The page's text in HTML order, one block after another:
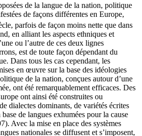
de la langue de la nation, politique
de façons différentes en Europe,
parfois de façon moins nette que dans
en alliant les aspects ethniques et
ou l’autre de ces deux lignes
est de toute façon dépendant du
Dans tous les cas cependant, les
en œuvre sur la base des idéologies
de la nation, conçues autour d’une
ont été remarquablement efficaces. Des
ont ainsi été construites ou
dialectes dominants, de variétés écrites
de langues exhumées pour la cause
Avec la mise en place des systèmes
nationales se diffusent et s’imposent,